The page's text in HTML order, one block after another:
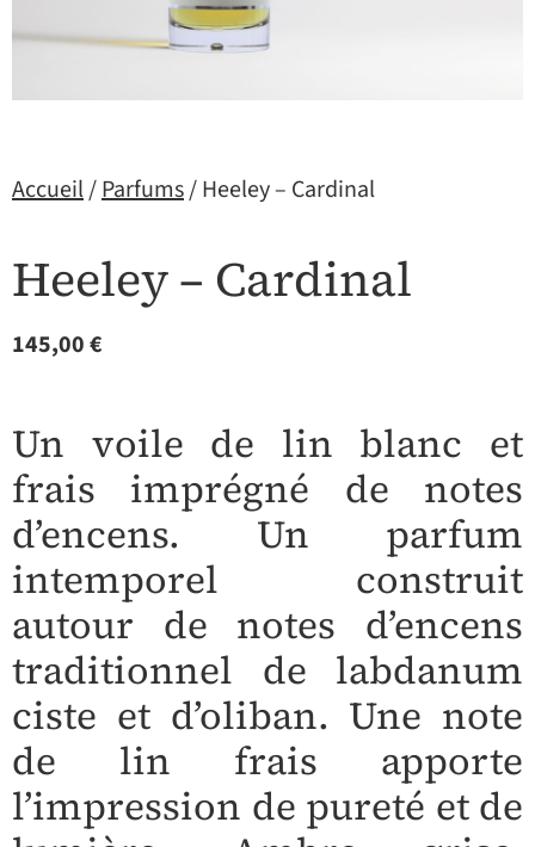
Accueil/Parfums/ Heeley – Cardinal
Heeley – Cardinal
145,00€
Un voile de lin blanc et
frais imprégné de notes
d’encens. Un parfum
intemporel construit
autour de notes d’encens
traditionnel de labdanum
ciste et d’oliban. Une note
de lin frais apporte
l’impression de pureté et de